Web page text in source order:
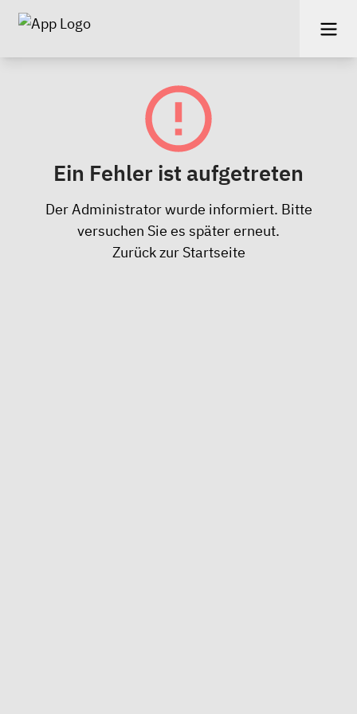
Ein Fehler ist aufgetreten
Der Administrator wurde informiert. Bitte
versuchen Sie es später erneut.
Zurück zur Startseite